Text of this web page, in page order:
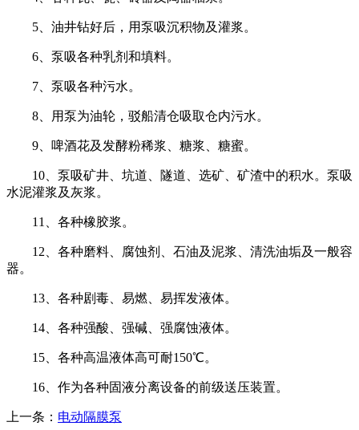
5、油井钻好后，用泵吸沉积物及灌浆。
6、泵吸各种乳剂和填料。
7、泵吸各种污水。
8、用泵为油轮，驳船清仓吸取仓内污水。
9、啤酒花及发酵粉稀浆、糖浆、糖蜜。
10、泵吸矿井、坑道、隧道、选矿、矿渣中的积水。泵吸
水泥灌浆及灰浆。
11、各种橡胶浆。
12、各种磨料、腐蚀剂、石油及泥浆、清洗油垢及一般容
器。
13、各种剧毒、易燃、易挥发液体。
14、各种强酸、强碱、强腐蚀液体。
15、各种高温液体高可耐150℃。
16、作为各种固液分离设备的前级送压装置。
上一条： 电动隔膜泵